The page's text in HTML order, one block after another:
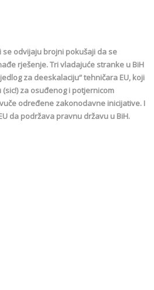
odvijaju brojni pokušaji da se
rješenje. Tri vladajuće stranke u BiH
za deeskalaciju“ tehničara EU, koji
za osuđenog i potjernicom
određene zakonodavne inicijative. I
da podržava pravnu državu u BiH.